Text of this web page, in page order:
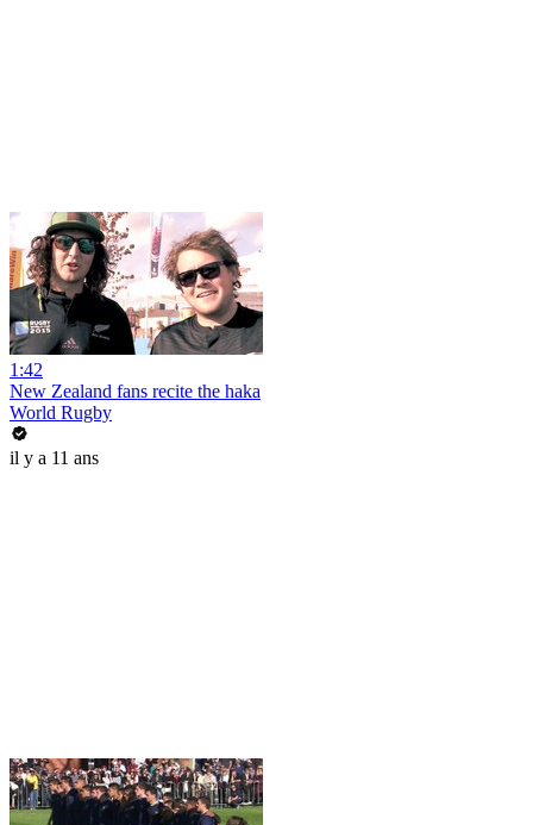
1:42
New Zealand fans recite the haka
World Rugby
il y a 11 ans